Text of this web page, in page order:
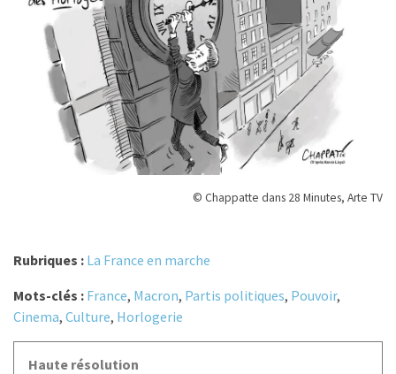
© Chappatte dans 28 Minutes, Arte TV
Rubriques : La France en marche
Mots-clés : France, Macron, Partis politiques, Pouvoir,
Cinema, Culture, Horlogerie
Haute résolution